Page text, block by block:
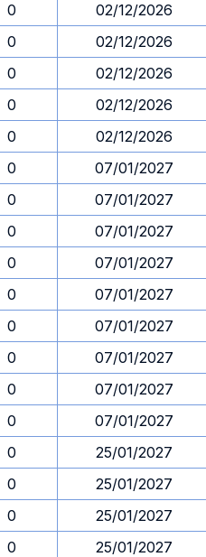
0
02/12/2026
0
02/12/2026
0
02/12/2026
0
02/12/2026
0
02/12/2026
0
07/01/2027
0
07/01/2027
0
07/01/2027
0
07/01/2027
0
07/01/2027
0
07/01/2027
0
07/01/2027
0
07/01/2027
0
07/01/2027
0
25/01/2027
0
25/01/2027
0
25/01/2027
0
25/01/2027